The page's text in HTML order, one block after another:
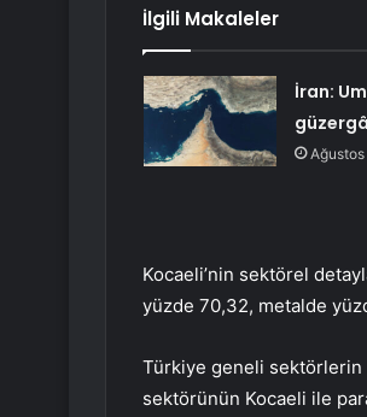
İlgili Makaleler
İran:
Kocaeli’nin sektörel
yüzde 70,32, metalde
Türkiye geneli sektörlerin
sektörünün Kocaeli ile